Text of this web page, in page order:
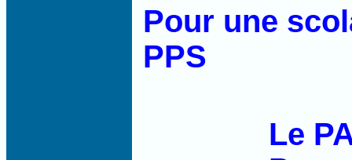
Pour une
PPS
Le